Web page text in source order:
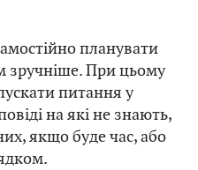
планувати
зручніше. При цьому
питання у
на які не знають,
якщо буде час, або